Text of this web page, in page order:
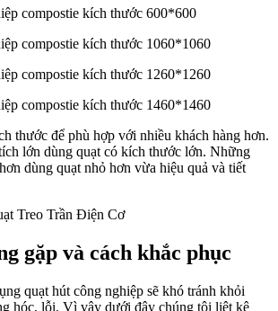
compostie kích thước 600*600
compostie kích thước 1060*1060
compostie kích thước 1260*1260
compostie kích thước 1460*1460
thước để phù hợp với nhiều khách hàng hơn.
lớn dùng quạt có kích thước lớn. Những
dùng quạt nhỏ hơn vừa hiệu quả và tiết
Treo Trần Điện Cơ
gặp và cách khắc phục
quạt hút công nghiệp sẽ khó tránh khỏi
hóc, lỗi. Vì vậy dưới đây chúng tôi liệt kê